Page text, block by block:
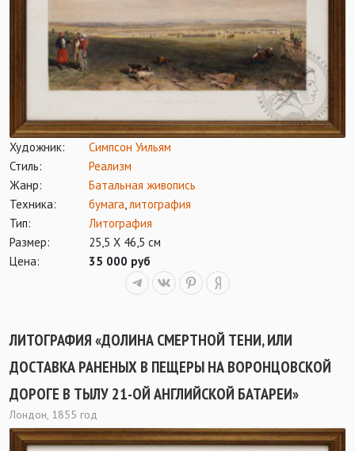
Художник:
Симпсон Уильям
Стиль:
Реализм
Жанр:
Батальная живопись
Техника:
бумага,литография
Тип:
Литография
Размер:
25,5 Х 46,5 см
Цена:
35 000 руб
ЛИТОГРАФИЯ «ДОЛИНА СМЕРТНОЙ ТЕНИ, ИЛИ
ДОСТАВКА РАНЕНЫХ В ПЕЩЕРЫ НА ВОРОНЦОВСКОЙ
ДОРОГЕ В ТЫЛУ 21-ОЙ АНГЛИЙСКОЙ БАТАРЕИ»
Лондон, 1855 год